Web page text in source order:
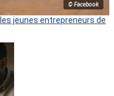
© Facebook
jeunes entrepreneurs de